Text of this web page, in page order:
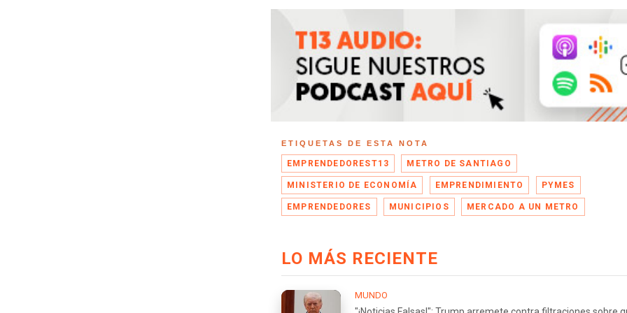
ETIQUETAS DE ESTA NOTA
EMPRENDEDOREST13 METRO DE SANTIAGO
MINISTERIO DE ECONOMÍA EMPRENDIMIENTO PYMES
EMPRENDEDORES MUNICIPIOS MERCADO A UN METRO
LO MÁS RECIENTE
MUNDO